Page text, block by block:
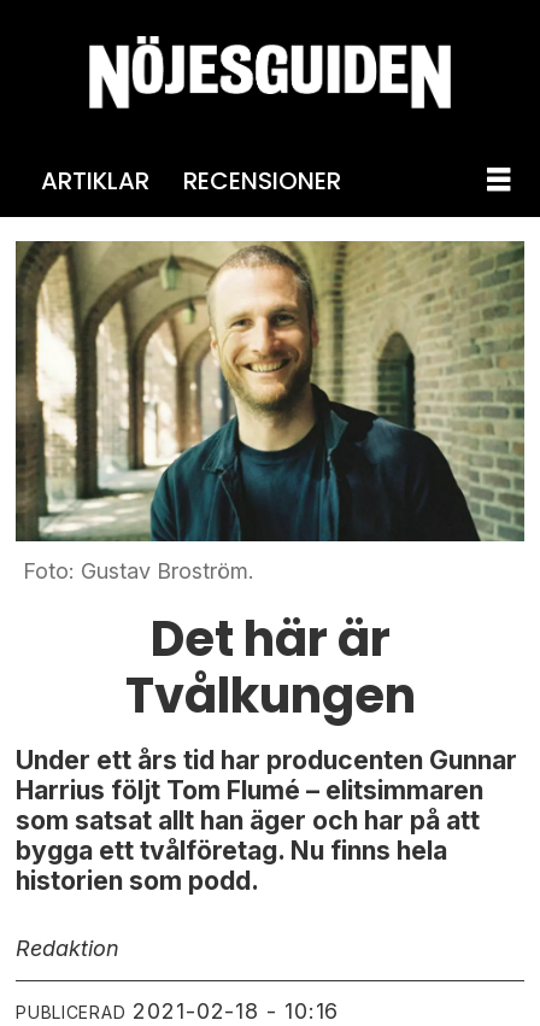
ARTIKLAR RECENSIONER
Foto: Gustav Broström.
Det här är
Tvålkungen
Under ett års tid har producenten Gunnar
Harrius följt Tom Flumé – elitsimmaren
som satsat allt han äger och har på att
bygga ett tvålföretag. Nu finns hela
historien som podd.
Redaktion
PUBLICERAD 2021-02-18 - 10:16